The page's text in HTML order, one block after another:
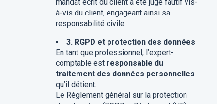
mandat écrit du client a été jugé fautif vis-
à-vis du client, engageant ainsi sa
responsabilité civile.
3. RGPD et protection des données
En tant que professionnel, l’expert-
comptable est responsable du
traitement des données personnelles
qu’il détient.
Le Règlement général sur la protection